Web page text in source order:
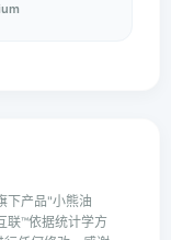
下产品"小熊油
联™依据统计学方